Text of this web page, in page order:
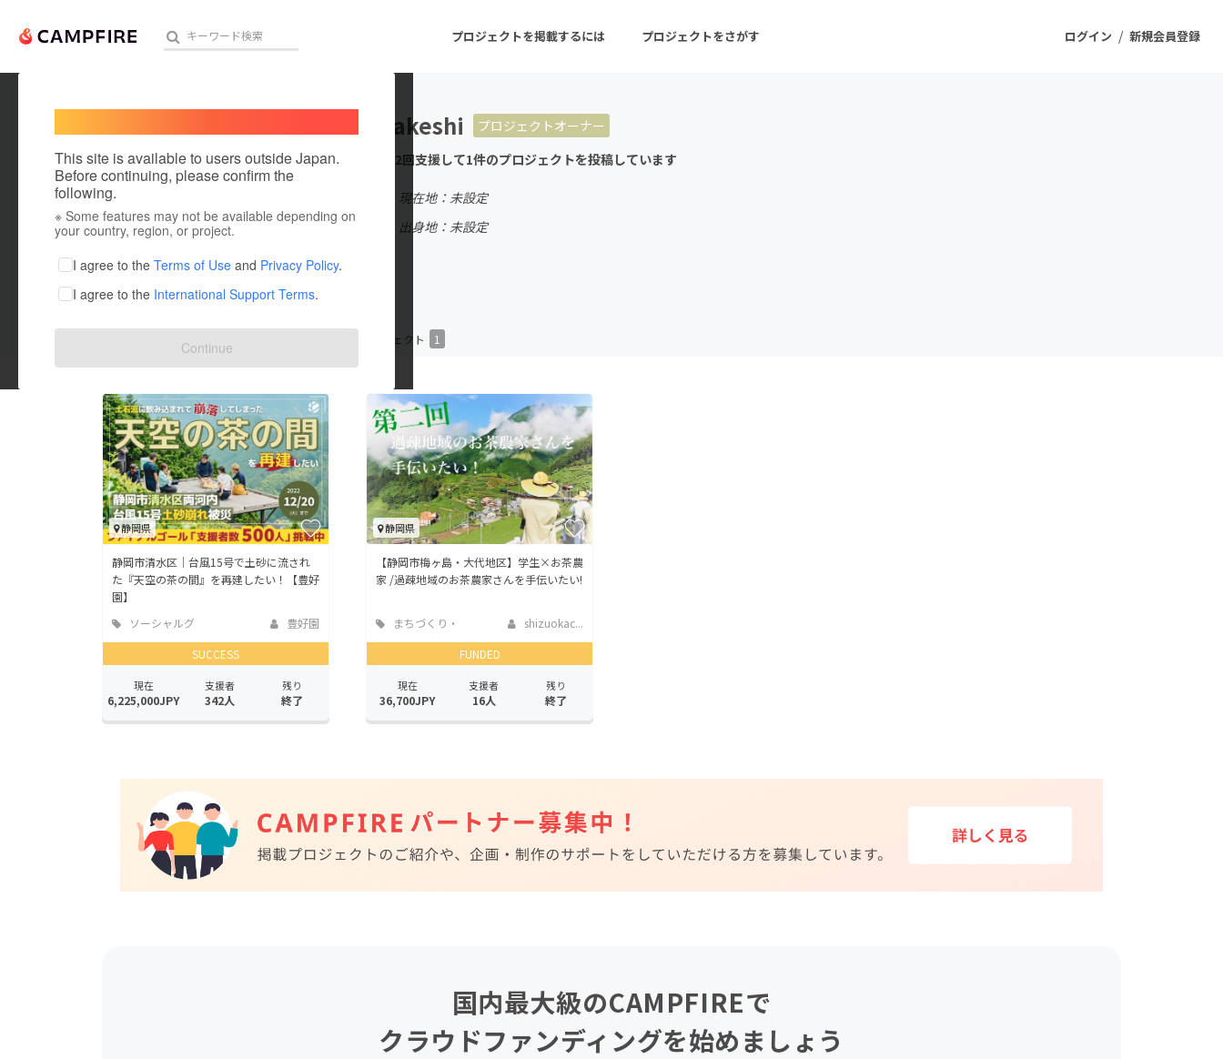
ログイン / 新規会員登録
プロジェクトを掲載するには プロジェクトをさがす
人気のプロジェクト 注目のリターン 注目の新着プロジェクト
アート・写真 音楽
テクノロジー・ガジェット
映像・映画
ビジネス・起業
チャレンジ
まちづくり・地域活性化
CAMPFIRE for Social Good
CAMPFIREふるさと納税
This site is available to users outside Japan.
Before continuing, please confirm the
following.
※ Some features may not be available depending on
your country, region, or project.
I agree to the Terms of Use and Privacy Policy.
I agree to the International Support Terms.
Continue
KondoTakeshi
プロジェクトオーナー
これまでに2回支援して1件のプロジェクトを投稿しています
現在地：未設定
出身国：日本
出身地：未設定
プロジェクト 1
静岡県
静岡市清水区｜台風15号で土砂に流され
た『天空の茶の間』を再建したい！【豊好
園】
ソーシャルグ
豊好園
SUCCESS
現在
6,225,000JPY
支援者
342人
残り
終了
静岡県
【静岡市梅ヶ島・大代地区】学生×お茶農
家 /過疎地域のお茶農家さんを手伝いたい!
まちづくり・
shizuokac...
FUNDED
現在
36,700JPY
支援者
16人
残り
終了
国内最大級のCAMPFIREで
クラウドファンディングを始めましょう